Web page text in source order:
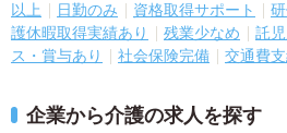
以上
日勤のみ 資格取得サポート
護休暇取得実績あり
残業少なめ 託
ス・賞与あり
社会保険完備 交通費
企業から介護の求人を探す